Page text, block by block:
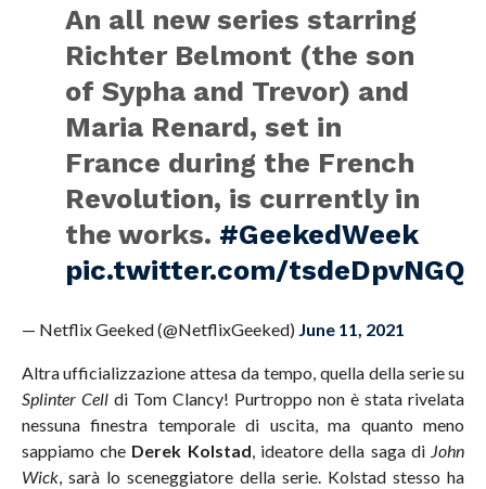
An all new series starring
Richter Belmont (the son
of Sypha and Trevor) and
Maria Renard, set in
France during the French
Revolution, is currently in
the works. #GeekedWeek
pic.twitter.com/tsdeDpvNGQ
— Netflix Geeked (@NetflixGeeked) June 11, 2021
Altra ufficializzazione attesa da tempo, quella della serie su
Splinter Celldi Tom Clancy! Purtroppo non è stata rivelata
nessuna finestra temporale di uscita, ma quanto meno
sappiamo che Derek Kolstad, ideatore della saga di John
Wick, sarà lo sceneggiatore della serie. Kolstad stesso ha